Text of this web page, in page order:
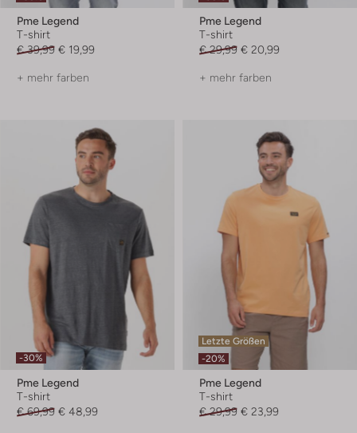
Pme Legend
T-shirt
€ 39,99 € 19,99
+ mehr farben
Pme Legend
T-shirt
€ 29,99 € 20,99
+ mehr farben
-30%
Pme Legend
T-shirt
€ 69,99 € 48,99
Letzte Größen
-20%
Pme Legend
T-shirt
€ 29,99 € 23,99